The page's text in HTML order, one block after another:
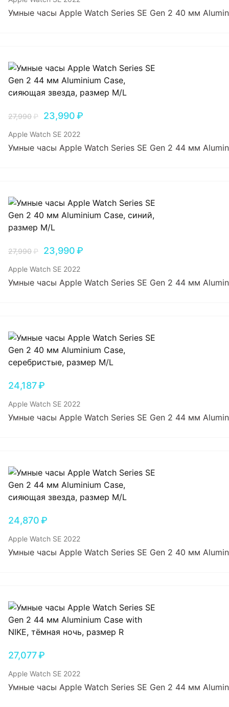
Умные часы Apple Watch Series SE Gen 2 40 мм
27,990₽ 23,990₽
Apple Watch SE 2022
Умные часы Apple Watch Series SE Gen 2 44 мм
27,990₽ 23,990₽
Apple Watch SE 2022
Умные часы Apple Watch Series SE Gen 2 44 мм
24,187₽
Apple Watch SE 2022
Умные часы Apple Watch Series SE Gen 2 44 мм
24,870₽
Apple Watch SE 2022
Умные часы Apple Watch Series SE Gen 2 40 мм
27,077₽
Apple Watch SE 2022
Умные часы Apple Watch Series SE Gen 2 44 мм